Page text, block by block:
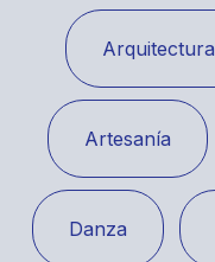
Arquitectura
Artesanía
Danza